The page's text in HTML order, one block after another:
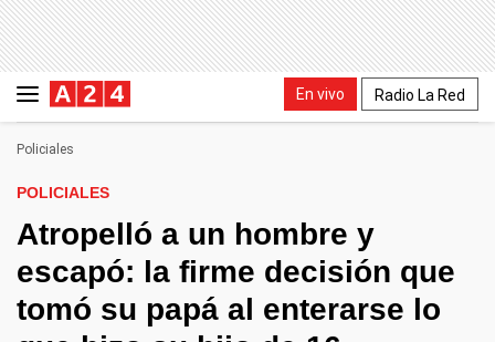
En vivo Radio La Red
Policiales
POLICIALES
Atropelló a un hombre y
escapó: la firme decisión que
tomó su papá al enterarse lo